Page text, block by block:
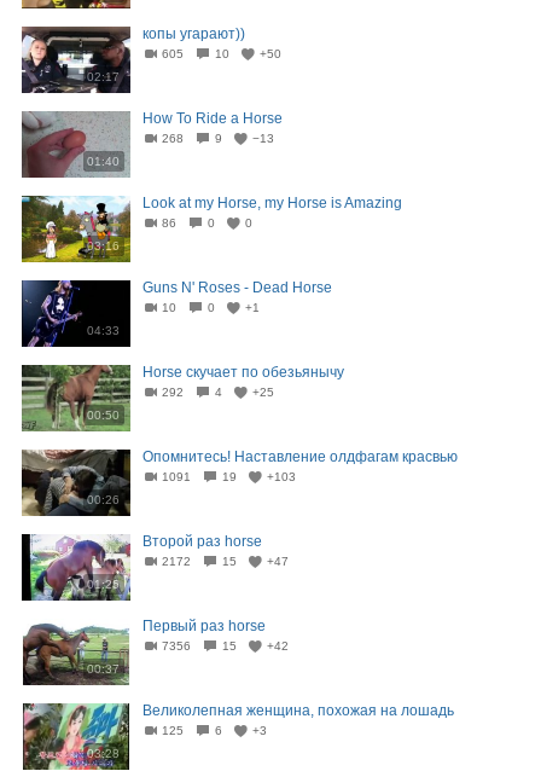
02:17
копы угарают))
605 10 +50
01:40
How To Ride a Horse
268 9 −13
03:16
Look at my Horse, my Horse is Amazing
86 0 0
04:33
Guns N' Roses - Dead Horse
10 0 +1
00:50
Horse скучает по обезьянычу
292 4 +25
00:26
Опомнитесь! Наставление олдфагам красвью
1091 19 +103
01:26
Второй раз horse
2172 15 +47
00:37
Первый раз horse
7356 15 +42
03:28
Великолепная женщина, похожая на лошадь
125 6 +3